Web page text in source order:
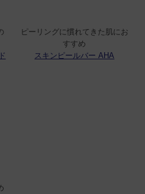
すみ対策のために週2～
の薄着に向けて、首や
ピーリングに慣れてきた肌にお
すすめ
スキンピールバー AHA